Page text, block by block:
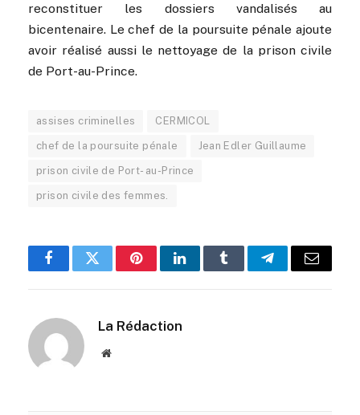
reconstituer les dossiers vandalisés au
bicentenaire. Le chef de la poursuite pénale ajoute
avoir réalisé aussi le nettoyage de la prison civile
de Port-au-Prince.
assises criminelles CERMICOL
chef de la poursuite pénale Jean Edler Guillaume
prison civile de Port- au-Prince
prison civile des femmes.
FacebookTwitterPinterestLinkedInTumblrTelegramEmail
La Rédaction
Website